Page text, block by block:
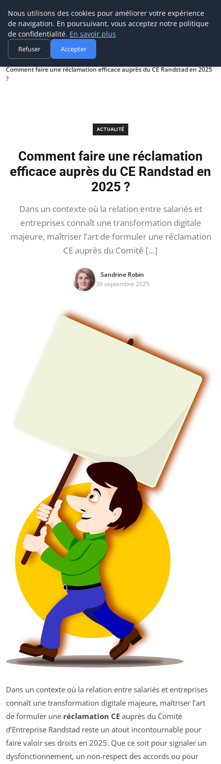
Prospection Pro
Accueil
Actualité
Comment faire une réclamation efficace auprès du CE Randstad en 2025
?
ACTUALITÉ
Comment faire une réclamation
efficace auprès du CE Randstad en
2025 ?
Dans un contexte où la relation entre salariés et
entreprises connaît une transformation digitale
majeure, maîtriser l’art de formuler une réclamation
CE auprès du Comité […]
Sandrine Robin
30 septembre 2025
Dans un contexte où la relation entre salariés et entreprises
connaît une transformation digitale majeure, maîtriser l’art
de formuler une réclamation CE auprès du Comité
d’Entreprise Randstad reste un atout incontournable pour
faire valoir ses droits en 2025. Que ce soit pour signaler un
dysfonctionnement, un non-respect des accords ou pour
Nous utilisons des cookies pour améliorer votre expérience
de navigation. En poursuivant, vous acceptez notre politique
de confidentialité. En savoir plus
Refuser Accepter